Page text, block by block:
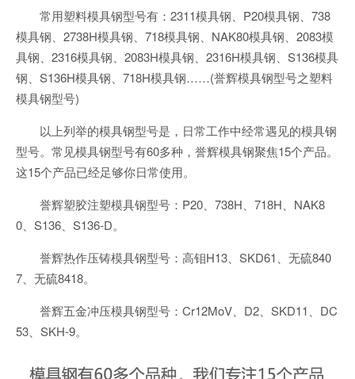
常用塑料模具钢型号有：2311模具钢、P20模具钢、738
模具钢、2738H模具钢、718模具钢、NAK80模具钢、2083模
具钢、2316模具钢、2083H模具钢、2316H模具钢、S136模具
钢、S136H模具钢、718H模具钢……(誉辉模具钢型号之塑料
模具钢型号)
以上列举的模具钢型号是，日常工作中经常遇见的模具钢
型号。常见模具钢型号有60多种，誉辉模具钢聚焦15个产品。
这15个产品已经足够你日常使用。
誉辉塑胶注塑模具钢型号：P20、738H、718H、NAK8
0、S136、S136-D。
誉辉热作压铸模具钢型号：高钼H13、SKD61、无硫840
7、无硫8418。
誉辉五金冲压模具钢型号：Cr12MoV、D2、SKD11、DC
53、SKH-9。